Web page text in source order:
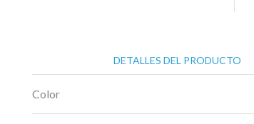
DETALLES DEL PRODUCTO
Color